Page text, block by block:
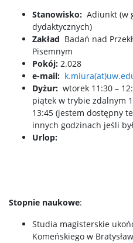
Plan budynku
50-lecie ILS
Projekt tłumaczeniowy
Stanowisko: Adiunkt (w
dydaktycznych)
Zakład Badań nad
Pisemnym
Pokój: 2.028
e-mail:
Dyżur: wtorek 11:30 –
piątek w trybie zdalnym
13:45 (jestem dostępny
innych godzinach jeśli
Urlop:
Stopnie naukowe:
Studia magisterskie
Komeńskiego w